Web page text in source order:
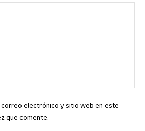
correo electrónico y sitio web en este
que comente.